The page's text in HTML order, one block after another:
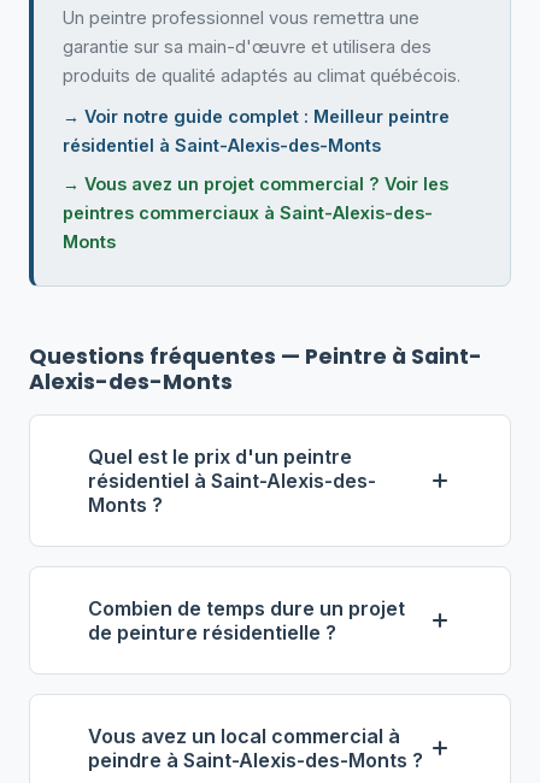
Un peintre professionnel vous remettra une
garantie sur sa main-d'œuvre et utilisera des
produits de qualité adaptés au climat québécois.
→ Voir notre guide complet : Meilleur peintre
résidentiel à Saint-Alexis-des-Monts
→ Vous avez un projet commercial ? Voir les
peintres commerciaux à Saint-Alexis-des-
Monts
Questions fréquentes — Peintre à Saint-
Alexis-des-Monts
Quel est le prix d'un peintre
résidentiel à Saint-Alexis-des-
Monts ?
À Saint-Alexis-des-Monts, le tarif
horaire d'un peintre résidentiel se situe
généralement entre 40 $ et 65 $ de
moyenne, prévoyez entre 350 $ et 900
$ (main-d'œuvre et matériaux inclus).
Obtenez plusieurs devis via notre
Combien de temps dure un projet
de peinture résidentielle ?
La durée varie selon l'envergure du
projet. Pour une pièce, comptez 1 à 2
journées de travail. Pour une maison
Vous avez un local commercial à
peindre à Saint-Alexis-des-Monts ?